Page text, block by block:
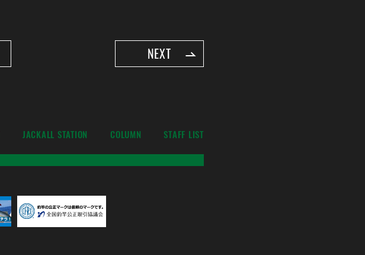
NEXT
JACKALL STATION COLUMN STAFF LIST